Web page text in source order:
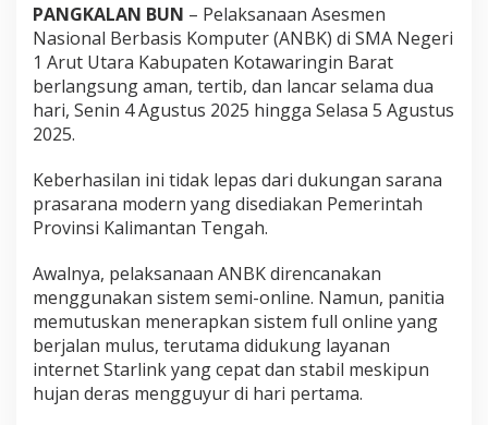
PANGKALAN BUN – Pelaksanaan Asesmen
Nasional Berbasis Komputer (ANBK) di SMA Negeri
1 Arut Utara Kabupaten Kotawaringin Barat
berlangsung aman, tertib, dan lancar selama dua
hari, Senin 4 Agustus 2025 hingga Selasa 5 Agustus
2025.
Keberhasilan ini tidak lepas dari dukungan sarana
prasarana modern yang disediakan Pemerintah
Provinsi Kalimantan Tengah.
Awalnya, pelaksanaan ANBK direncanakan
menggunakan sistem semi-online. Namun, panitia
memutuskan menerapkan sistem full online yang
berjalan mulus, terutama didukung layanan
internet Starlink yang cepat dan stabil meskipun
hujan deras mengguyur di hari pertama.